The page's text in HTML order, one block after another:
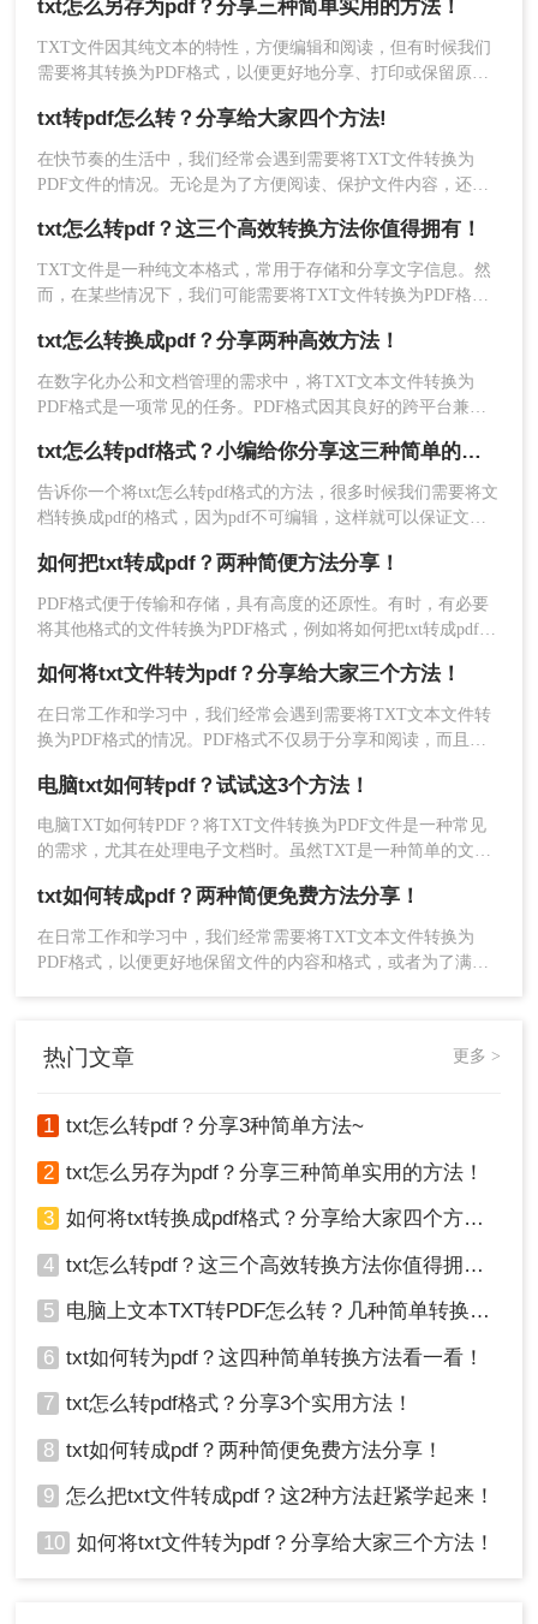
2、选择PDF转换-文件转换PDF-TXT转PDF，然后
加，批量处理哦。
3、文档上传后，可设置一下输出配置。
txt怎么转pdf？今天介绍的这三种转换方法都可以进
行txt转pdf的操作，大家可以选择一种简单实用的方
法进行转换。今天的分享就到这里结束了，有什么
讨一些需要注意的事项。
txt怎么另存为pdf？分享三种简单实用的方法！
TXT文件因其纯文本的特性，方便编辑和阅读，但有时候我们
需要将其转换为PDF格式，以便更好地分享、打印或保留原始
法，帮助您轻松将TXT文件另存为PDF。
txt转pdf怎么转？分享给大家四个方法!
在快节奏的生活中，我们经常会遇到需要将TXT文件转换为
PDF文件的情况。无论是为了方便阅读、保护文件内容，还是
个不错的选择。那么txt转pdf怎么转呢？今天我将为大家介绍几
种快速而简便的方法，帮助您轻松完成这一任务。
txt怎么转pdf？这三个高效转换方法你值得拥有！
TXT文件是一种纯文本格式，常用于存储和分享文字信息。然
而，在某些情况下，我们可能需要将TXT文件转换为PDF格
么转PDF呢？本文将为您介绍三种将TXT转换为PDF的实用方
法。
txt怎么转换成pdf？分享两种高效方法！
在数字化办公和文档管理的需求中，将TXT文本文件转换为
PDF格式是一项常见的任务。PDF格式因其良好的跨平台兼容
详细介绍两种不同的工具和方法，帮助您轻松将TXT文件转换
为PDF。
txt怎么转pdf格式？小编给你分享这三种简单的方法！
告诉你一个将txt怎么转pdf格式的方法，很多时候我们需要将文
档转换成pdf的格式，因为pdf不可编辑，这样就可以保证文档
就来给大家整理了一下方法和步骤，一起来看看吧。
如何把txt转成pdf？两种简便方法分享！
PDF格式便于传输和存储，具有高度的还原性。有时，有必要
将其他格式的文件转换为PDF格式，例如将如何把txt转成pdf。
的软件不能直接将TXT转换为PDF（PDF可以直接转换为
TXT，但TXT不能直接转换为PDF）。TXT通过修改文件后缀
名称并将其转换为PDF，显然不起作用。那么，如何将txt转pdf
呢？
如何将txt文件转为pdf？分享给大家三个方法！
在日常工作和学习中，我们经常会遇到需要将TXT文本文件转
换为PDF格式的情况。PDF格式不仅易于分享和阅读，而且具
呢？以下将介绍三种常用的TXT转PDF的方法，帮助您轻松实
现文件格式的转换。
电脑txt如何转pdf？试试这3个方法！
电脑TXT如何转PDF？将TXT文件转换为PDF文件是一种常见
的需求，尤其在处理电子文档时。虽然TXT是一种简单的文本
程并不复杂。下面将详细介绍如何将TXT文件转换为PDF文件
方法。
txt如何转成pdf？两种简便免费方法分享！
在日常工作和学习中，我们经常需要将TXT文本文件转换为
PDF格式，以便更好地保留文件的内容和格式，或者为了满足
txt如何转成pdf呢？本文将介绍几种简单高效的TXT转PDF的方
热门文章 更多 >
1 txt怎么转pdf？分享3种简单方法~
2 txt怎么另存为pdf？分享三种简单实用的方法！
3 如何将txt转换成pdf格式？分享给大家四个方法！
4 txt怎么转pdf？这三个高效转换方法你值得拥有！
5 电脑上文本TXT转PDF怎么转？几种简单转换方法看一看！
6 txt如何转为pdf？这四种简单转换方法看一看！
7 txt怎么转pdf格式？分享3个实用方法！
8 txt如何转成pdf？两种简便免费方法分享！
9 怎么把txt文件转成pdf？这2种方法赶紧学起来！
10 如何将txt文件转为pdf？分享给大家三个方法！